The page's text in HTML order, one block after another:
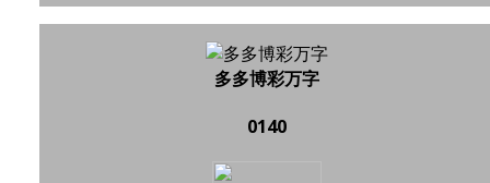
多多博彩万字
0140